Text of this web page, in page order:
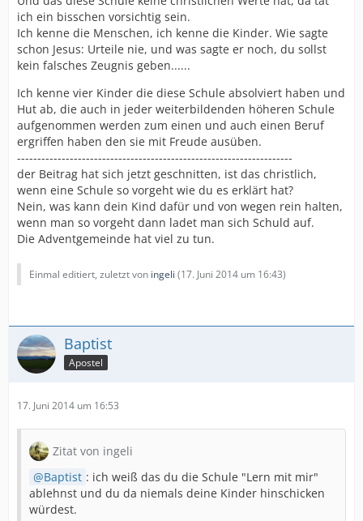
ich ein bisschen vorsichtig sein.
Ich kenne die Menschen, ich kenne die Kinder. Wie sagte
schon Jesus: Urteile nie, und was sagte er noch, du sollst
kein falsches Zeugnis geben......
Ich kenne vier Kinder die diese Schule absolviert haben und
Hut ab, die auch in jeder weiterbildenden höheren Schule
aufgenommen werden zum einen und auch einen Beruf
ergriffen haben den sie mit Freude ausüben.
--------------------------------------------------------------------
der Beitrag hat sich jetzt geschnitten, ist das christlich,
wenn eine Schule so vorgeht wie du es erklärt hat?
Nein, was kann dein Kind dafür und von wegen rein halten,
wenn man so vorgeht dann ladet man sich Schuld auf.
Die Adventgemeinde hat viel zu tun.
Einmal editiert, zuletzt von ingeli (17. Juni 2014 um 16:43)
Baptist
Apostel
17. Juni 2014 um 16:53
Zitat von ingeli
Baptist : ich weiß das du die Schule "Lern mit mir"
ablehnst und du da niemals deine Kinder hinschicken
würdest.